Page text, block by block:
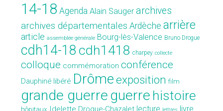
14-18 Agenda Alain Sauger archives
archives départementales Ardèche arrière
article assemblée générale Bourg-lès-Valence Bruno Drogue
cdh14-18 cdh1418 charpey collecte
colloque commémoration conférence
Dauphiné libéré Drômeexposition film
grande guerre guerre histoire
hôpitaux Idelette Drogue-Chazalet lecture livre